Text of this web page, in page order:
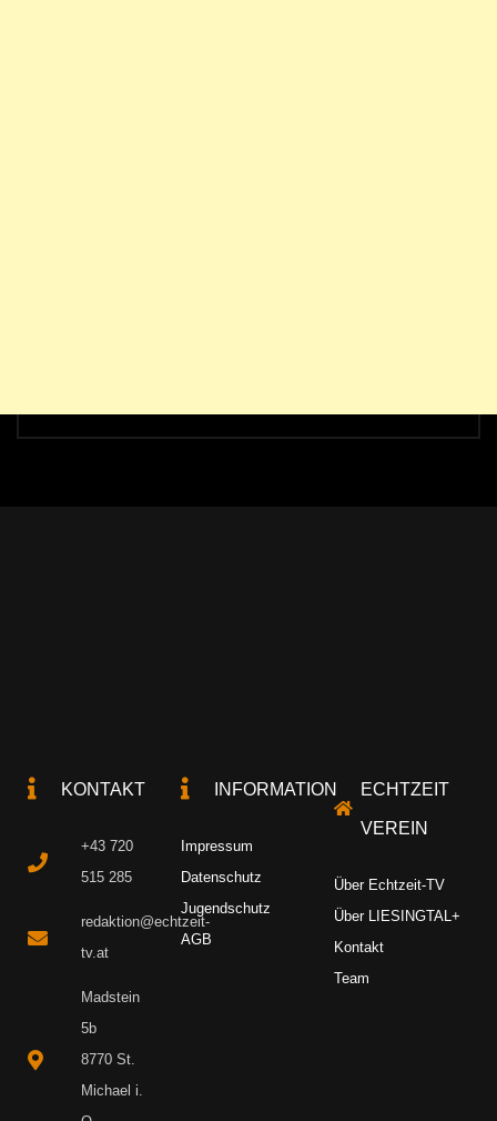
KONTAKT
+43 720
515 285
redaktion@echtzeit-
tv.at
Madstein
5b
8770 St.
Michael i.
INFORMATION
Impressum
Datenschutz
Jugendschutz
AGB
ECHTZEIT
VEREIN
Über Echtzeit-TV
Über LIESINGTAL+
Kontakt
Team